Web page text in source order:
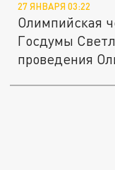
27 ЯНВАРЯ 03:22
Олимпийская
Госдумы
проведения